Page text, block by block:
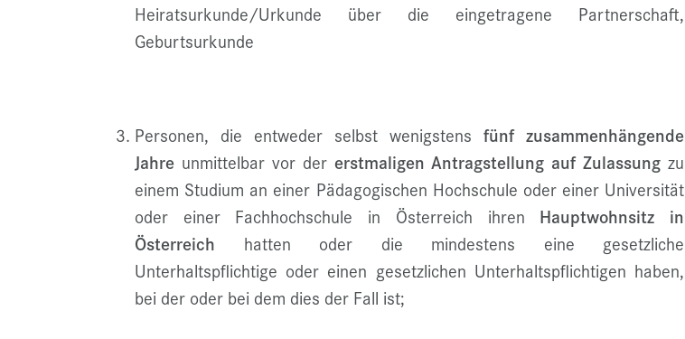
Heiratsurkunde/Urkunde über die eingetragene Partnerschaft,
Geburtsurkunde
Personen, die entweder selbst wenigstens fünf zusammenhängende
Jahre unmittelbar vor der erstmaligen Antragstellung auf Zulassung zu
einem Studium an einer Pädagogischen Hochschule oder einer Universität
oder einer Fachhochschule in Österreich ihren Hauptwohnsitz in
Österreich hatten oder die mindestens eine gesetzliche
Unterhaltspflichtige oder einen gesetzlichen Unterhaltspflichtigen haben,
bei der oder bei dem dies der Fall ist;